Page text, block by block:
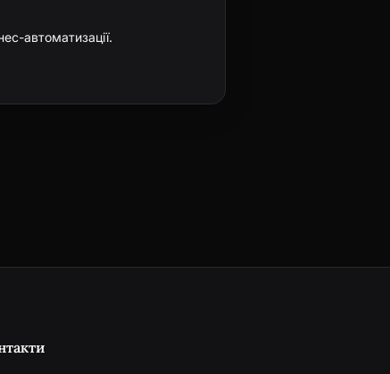
автоматизації.